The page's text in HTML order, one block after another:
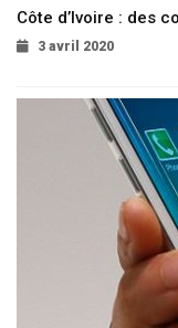
Côte d’Ivoire : des
3 avril 2020